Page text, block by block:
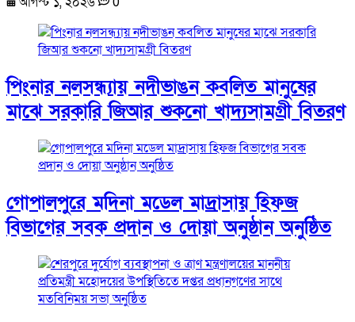
পিংনার নলসন্ধ্যায় নদীভাঙন কবলিত মানুষের
মাঝে সরকারি জিআর শুকনো খাদ্যসামগ্রী বিতরণ
গোপালপুরে মদিনা মডেল মাদ্রাসায় হিফজ
বিভাগের সবক প্রদান ও দোয়া অনুষ্ঠান অনুষ্ঠিত